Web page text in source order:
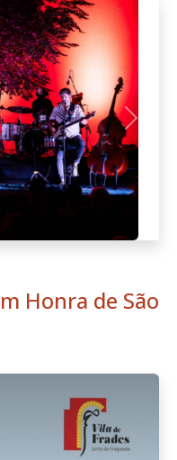
Honra de São